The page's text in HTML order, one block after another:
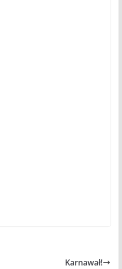
Karnawał!